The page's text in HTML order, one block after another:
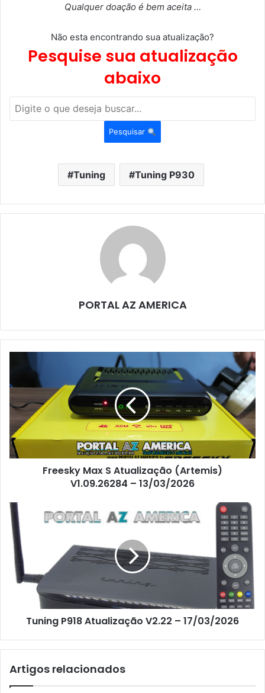
Qualquer doação é bem aceita …
Não esta encontrando sua atualização?
Pesquise sua atualização
abaixo
Pesquisar
Tuning Tuning P930
PORTAL AZ AMERICA
Freesky Max S Atualização (Artemis)
V1.09.26284 – 13/03/2026
Tuning P918 Atualização V2.22 – 17/03/2026
Artigos relacionados